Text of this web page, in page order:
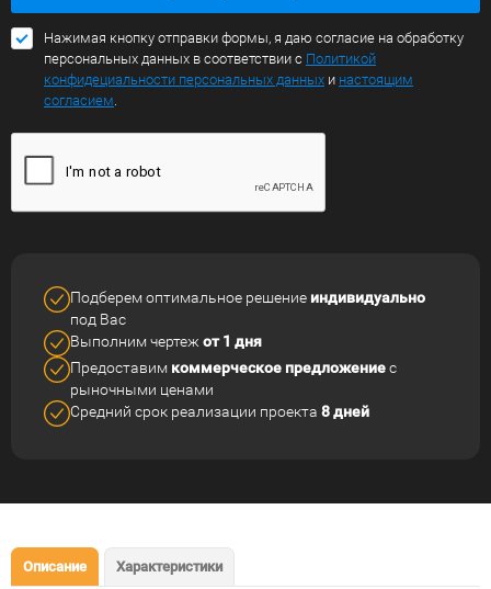
Нажимая кнопку отправки формы, я даю согласие на обработку
персональных данных в соответствии с Политикой
конфидециальности персональных данных и настоящим
согласием.
Подберем оптимальное решение индивидуально
под Вас
Выполним чертеж от 1 дня
Предоставим коммерческое предложениес
рыночными ценами
Средний срок реализации проекта 8 дней
Описание Характеристики